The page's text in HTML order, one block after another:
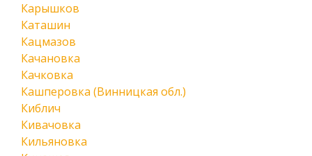
Карышков
Каташин
Кацмазов
Качановка
Качковка
Кашперовка (Винницкая обл.)
Киблич
Кивачовка
Кильяновка